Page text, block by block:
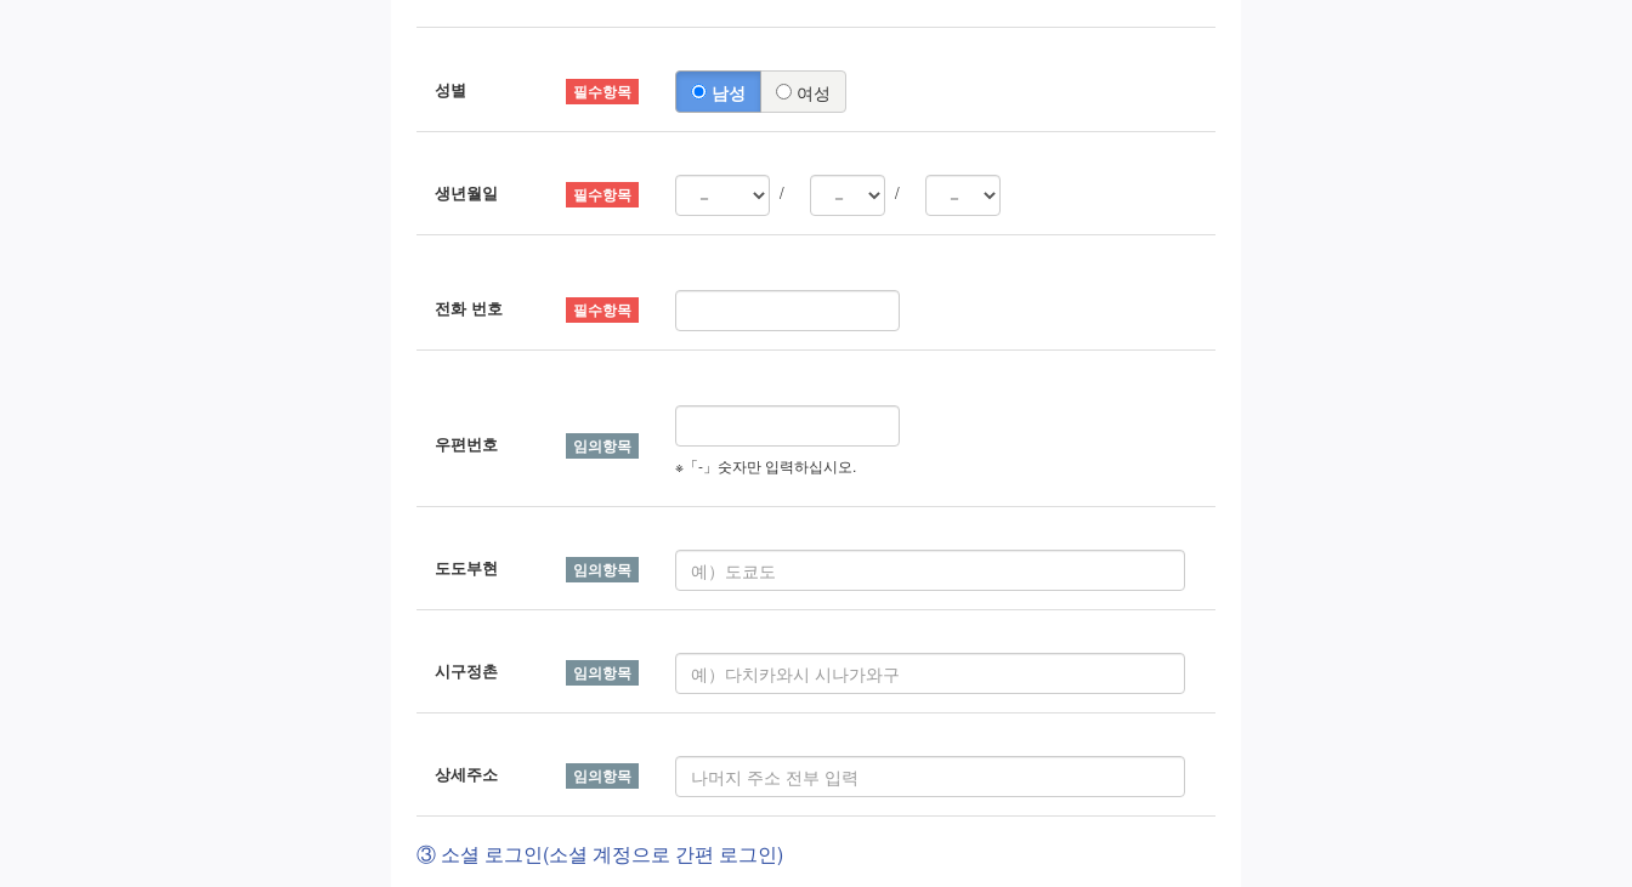
성별 남성 여성
생년월일 / /
전화 번호
우편번호
※「-」숫자만 입력하십시오.
도도부현
시구정촌
상세주소
③ 소셜 로그인(소셜 계정으로 간편 로그인)